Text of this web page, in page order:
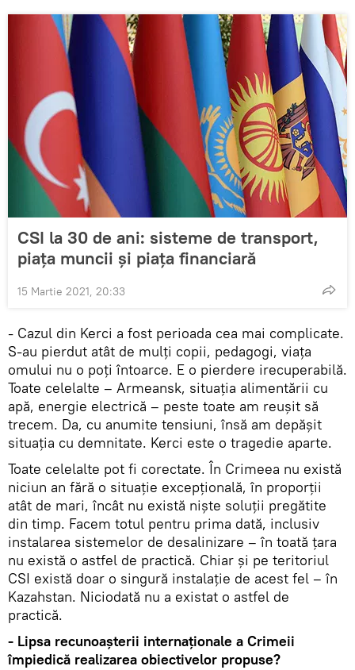
CSI la 30 de ani: sisteme de transport,
piața muncii și piața financiară
15 Martie 2021, 20:33
- Cazul din Kerci a fost perioada cea mai complicate.
S-au pierdut atât de mulți copii, pedagogi, viața
omului nu o poți întoarce. E o pierdere irecuperabilă.
Toate celelalte – Armeansk, situația alimentării cu
apă, energie electrică – peste toate am reușit să
trecem. Da, cu anumite tensiuni, însă am depășit
situația cu demnitate. Kerci este o tragedie aparte.
Toate celelalte pot fi corectate. În Crimeea nu există
niciun an fără o situație excepțională, în proporții
atât de mari, încât nu există niște soluții pregătite
din timp. Facem totul pentru prima dată, inclusiv
instalarea sistemelor de desalinizare – în toată țara
nu există o astfel de practică. Chiar și pe teritoriul
CSI există doar o singură instalație de acest fel – în
Kazahstan. Niciodată nu a existat o astfel de
practică.
- Lipsa recunoașterii internaționale a Crimeii
împiedică realizarea obiectivelor propuse?